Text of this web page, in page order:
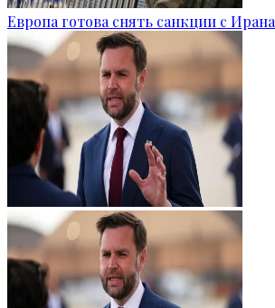
Европа готова снять санкции с Ирана